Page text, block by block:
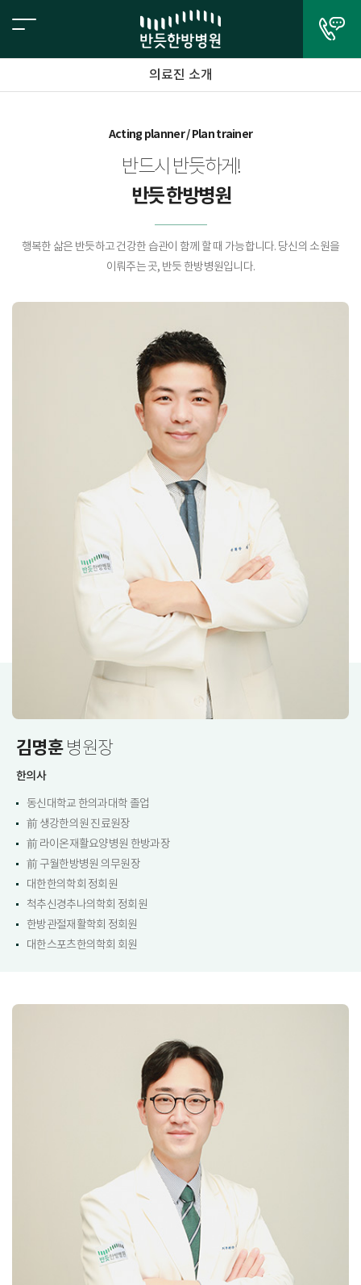
의료진 소개
Acting planner / Plan trainer
반드시 반듯하게!
반듯 한방병원
행복한 삶은 반듯하고 건강한 습관이 함께 할 때 가능합니다. 당신의 소원을
이뤄주는 곳, 반듯 한방병원입니다.
김명훈병원장
한의사
동신대학교 한의과대학 졸업
前 생강한의원 진료원장
前 라이온재활요양병원 한방과장
前 구월한방병원 의무원장
대한한의학회 정회원
척추신경추나의학회 정회원
한방관절재활학회 정회원
대한스포츠한의학회 회원